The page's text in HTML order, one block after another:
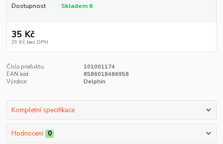
Dostupnost Skladem 6
35 Kč
29 Kč bez DPH
Číslo produktu:
101001174
EAN kód:
8586018486958
Výrobce:
Delphin
Kompletní specifikace
Hodnocení 0